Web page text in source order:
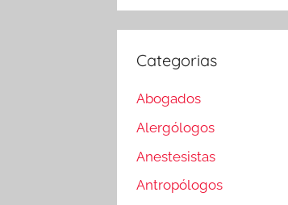
Categorias
Abogados
Alergólogos
Anestesistas
Antropólogos